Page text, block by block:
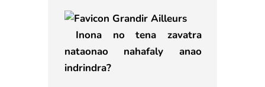
Inona no tena zavatra
nataonao nahafaly anao
indrindra?